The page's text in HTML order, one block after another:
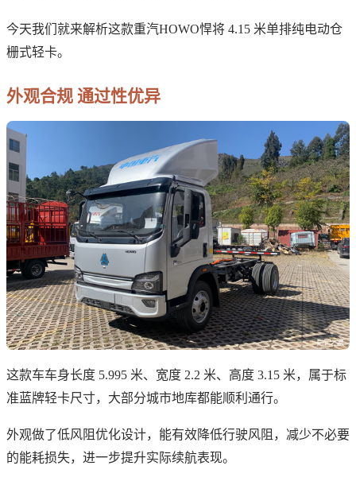
今天我们就来解析这款重汽HOWO悍将 4.15 米单排纯电动仓
栅式轻卡。
外观合规 通过性优异
这款车车身长度 5.995 米、宽度 2.2 米、高度 3.15 米，属于标
准蓝牌轻卡尺寸，大部分城市地库都能顺利通行。
外观做了低风阻优化设计，能有效降低行驶风阻，减少不必要
的能耗损失，进一步提升实际续航表现。